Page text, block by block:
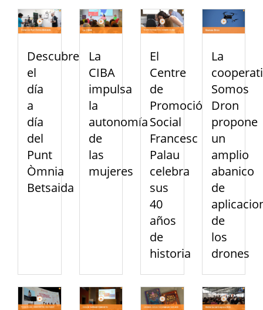
Descubre
el
día
a
día
del
Punt
Òmnia
Betsaida
La
CIBA
impulsa
la
autonomía
de
las
mujeres
El
Centre
de
Promoció
Social
Francesc
Palau
celebra
sus
40
años
de
historia
La
Somos
Dron
propone
un
amplio
abanico
de
de
los
drones